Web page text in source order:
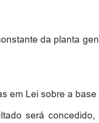
da planta
em Lei sobre a
será